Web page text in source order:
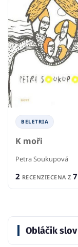
BELETRIA
K moři
Petra Soukupová
2 RECENZIECENA Z 7
Obláčik slov